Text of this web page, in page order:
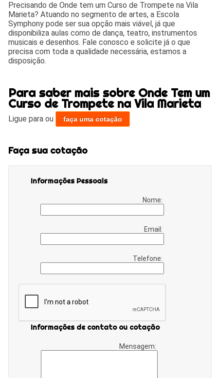
Precisando de Onde tem um Curso de Trompete na Vila
Marieta? Atuando no segmento de artes, a Escola
Symphony pode ser sua opção mais viável, já que
disponibiliza aulas como de dança, teatro, instrumentos
musicais e desenhos. Fale conosco e solicite já o que
precisa com toda a qualidade necessária, estamos a
disposição.
Para saber mais sobre Onde Tem um
Curso de Trompete na Vila Marieta
Ligue paraou faça uma cotação
Faça sua cotação
Informações Pessoais
Nome:
Email:
Telefone:
Informações de contato ou cotação
Mensagem: